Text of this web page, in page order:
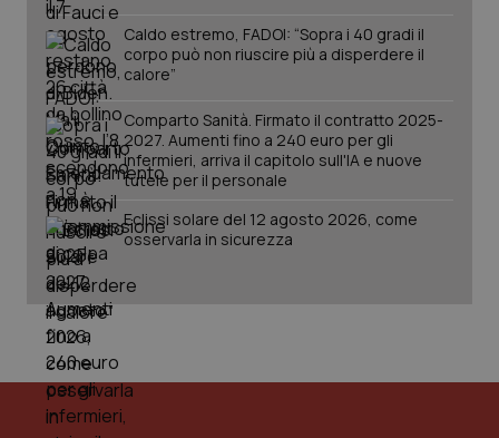
Caldo estremo, FADOI: “Sopra i 40 gradi il
corpo può non riuscire più a disperdere il
calore”
Comparto Sanità. Firmato il contratto 2025-
2027. Aumenti fino a 240 euro per gli
infermieri, arriva il capitolo sull'IA e nuove
tutele per il personale
Eclissi solare del 12 agosto 2026, come
osservarla in sicurezza